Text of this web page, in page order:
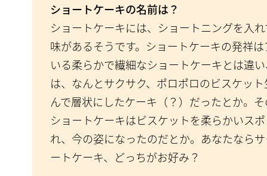
ショートケーキの名前は？
ショートケーキには、ショートニングを入
味があるそうです。ショートケーキの発祥
いる柔らかで繊細なショートケーキとは違
は、なんとサクサク、ポロポロのビスケッ
んで層状にしたケーキ（？）だったとか。
ショートケーキはビスケットを柔らかいス
れ、今の姿になったのだとか。あなたなら
ートケーキ、どっちがお好み？